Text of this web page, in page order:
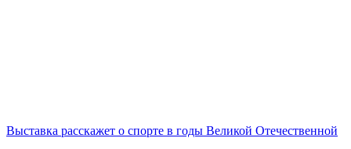
Выставка расскажет о спорте в годы Великой Отечественной